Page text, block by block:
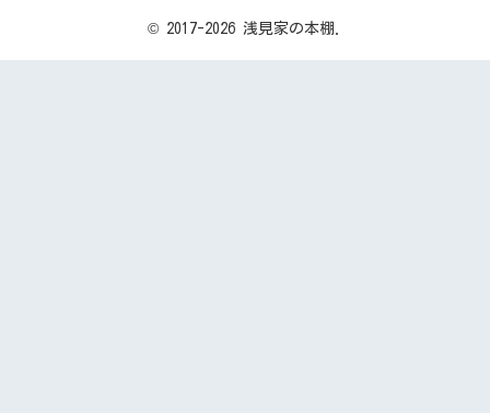
© 2017-2026 浅見家の本棚.